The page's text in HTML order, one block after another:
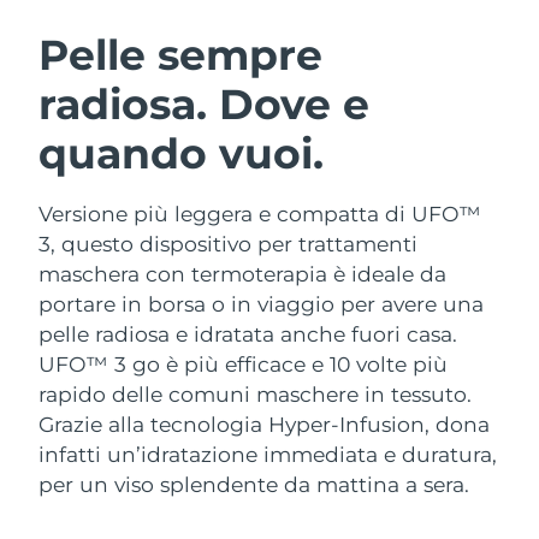
Pelle sempre
radiosa. Dove e
quando vuoi.
Versione più leggera e compatta di UFO™
3, questo dispositivo per trattamenti
maschera con termoterapia è ideale da
portare in borsa o in viaggio per avere una
pelle radiosa e idratata anche fuori casa.
UFO™ 3 go è più efficace e 10 volte più
rapido delle comuni maschere in tessuto.
Grazie alla tecnologia Hyper-Infusion, dona
infatti un’idratazione immediata e duratura,
per un viso splendente da mattina a sera.
Detersione viso
Anti-aging massage
LUNA™ 4 Plus
Massage, LED heating
LUNA™ 4 Men
For men, anti-aging massage
Lifting viso
Microcurrent toning
BEAR™ 2 go
Microcurrent toning on-the-go
BEAR™ 2 eyes & lips
Microcurrent line smoothing device
Idratazione
UFO™ 3 pacchetto
Deep facial hydration
UFO™ 3 LED
Near-infrared and red light therapy
device
Igiene orale
issa™ 4
Hybrid silicone sonic toothbrush
issa™ 4 plus
Smart hybrid silicone sonic toothbrush
TRATTAMENTI ANTI-AGE FAQ™
Anti-age Trattamenti LED
NEW
Austria
Bahrein Consegna stimata
Belgio Consegna stimata
Bermuda Consegna stimata8/15/26
Bosnia ed
Erzegovina
Consegna stimata8/12/26
Brunei Consegna stimata8/14/26
Bulgaria Consegna stimata8/9/26
Canada Consegna stimata8/13/26